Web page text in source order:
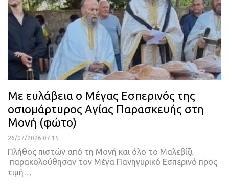
Με ευλάβεια ο Μέγας Εσπερινός της
οσιομάρτυρος Αγίας Παρασκευής στη
Μονή (φώτο)
26/07/2026 07:15
Πλήθος πιστών από τη Μονή και όλο το Μαλεβίζι
παρακολούθησαν τον Μέγα Πανηγυρικό Εσπερινό προς
τιμή…